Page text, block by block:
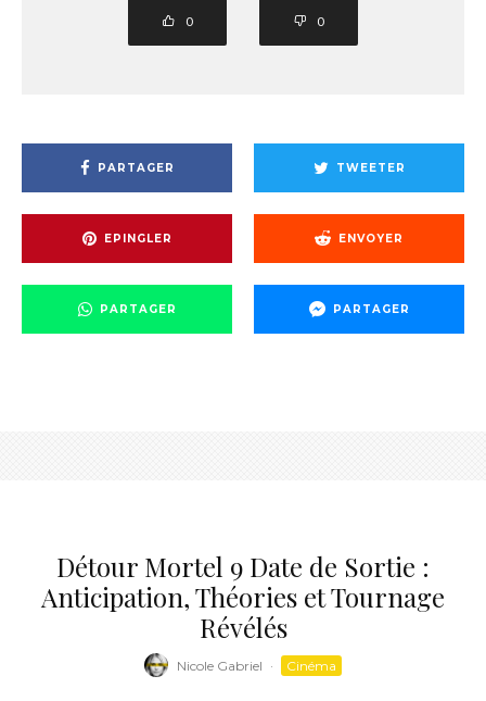
0 0
PARTAGER TWEETER
EPINGLER ENVOYER
PARTAGER PARTAGER
Détour Mortel 9 Date de Sortie :
Anticipation, Théories et Tournage
Révélés
Nicole Gabriel · Cinéma